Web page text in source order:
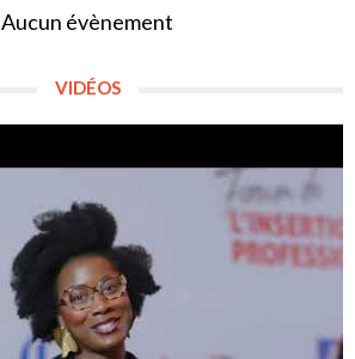
Aucun évènement
VIDÉOS